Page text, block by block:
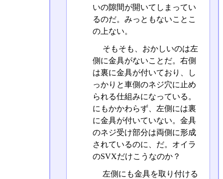
いの隙間が開いてしまってい
るのだ。みっともないことこ
の上ない。
そもそも、おかしいのは左
側に金具がないことだ。右側
は裏に金具が付いており、し
っかりと車側のネジ穴に止め
られる仕組みになっている。
にもかかわらず、左側には裏
に金具が付いていない。金具
のネジ受け部分は両側に形成
されているのに、だ。オイラ
のSVXだけこうなのか？
左側にも金具を取り付ける